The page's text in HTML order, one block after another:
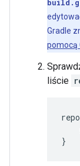
Gradle
pomocą
liście
}